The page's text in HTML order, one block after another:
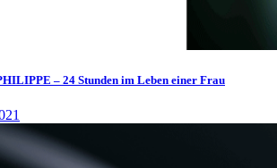
– 24 Stunden im Leben einer Frau